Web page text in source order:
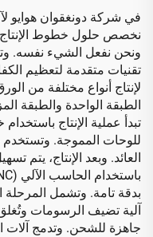
في شركة دونغقوان هوايو
نخصص حلول خطوط الإنتاج.
ونحن نفعل الشيء نفسه.
تقنيات متقدمة لتعظيم
لإنتاج أنواع مختلفة من
الطبقة الواحدة والطبقة
تبدأ عملية الإنتاج
للوحات المموجة. وتستخدم
العائد. وبعد الإنتاج، يتم
بدقة تامة. وتشمل المرحلة
آلية تضيف الرسومات
جاهزة للشحن. وتدمج آلات